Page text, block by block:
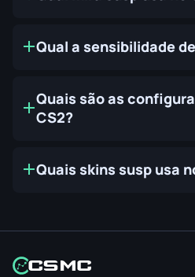
Qual a sensibilidade
Quais são as
CS2?
Quais skins susp usa